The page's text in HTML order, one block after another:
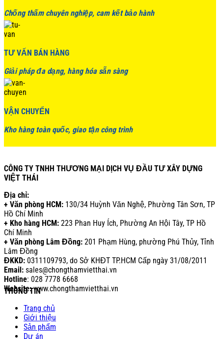
Chống thấm chuyên nghiệp, cam kết bảo hành
TƯ VẤN BÁN HÀNG
Giải pháp đa dạng, hàng hóa sẵn sàng
VẬN CHUYỂN
Kho hàng toàn quốc, giao tận công trình
CÔNG TY TNHH THƯƠNG MẠI DỊCH VỤ ĐẦU TƯ XÂY DỰNG
VIỆT THÁI
Địa chỉ:
+ Văn phòng HCM: 130/34 Huỳnh Văn Nghệ, Phường Tân Sơn, TP
Hồ Chí Minh
+ Kho hàng HCM: 223 Phan Huy Ích, Phường An Hội Tây, TP Hồ
Chí Minh
+ Văn phòng Lâm Đồng: 201 Phạm Hùng, phường Phú Thủy, Tỉnh
Lâm Đồng
ĐKKD: 0311109793, do Sở KHĐT TP.HCM Cấp ngày 31/08/2011
Email: sales@chongthamvietthai.vn
Hotline: 028 7778 6668
Website:www.chongthamvietthai.vn
THÔNG TIN
Trang chủ
Giới thiệu
Sản phẩm
Dự án